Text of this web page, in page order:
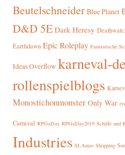
Beutelschneider Blue Planet
D&D 5E Dark Heresy
Earthdawn Epic Roleplay Fantastische
Ideas Overflow karneval-
rollenspielblogs
Monostichonmonster Only War
Carnival RPGaDay RPGaDay2019 Schiffe und
Industries SLAmas Shopping